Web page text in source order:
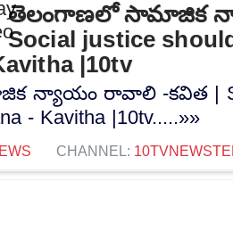
తెలంగాణలో సామాజిక
Social justice
|10tv
రావాలి -కవిత |
- Kavitha |10tv.....»»
CHANNEL: